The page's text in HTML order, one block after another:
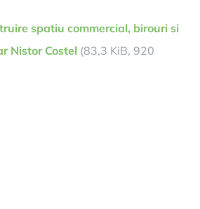
spatiu commercial, birouri si
Nistor Costel (83,3 KiB, 920